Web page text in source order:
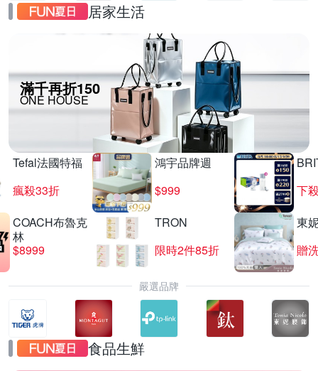
居家生活
滿千再折150
ONE HOUSE
Tefal法國特福
瘋殺33折
鴻宇品牌週
$999
下
COACH布魯克
林
$8999
TRON
限時2件85折
東
贈
嚴選品牌
食品生鮮